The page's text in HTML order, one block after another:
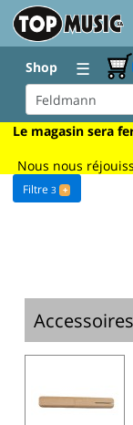
Shop ☰
Le magasin sera
Nous nous
Filtre3 +